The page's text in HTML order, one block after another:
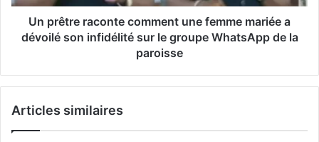
Un prêtre raconte comment une femme mariée a
dévoilé son infidélité sur le groupe WhatsApp de la
paroisse
Articles similaires